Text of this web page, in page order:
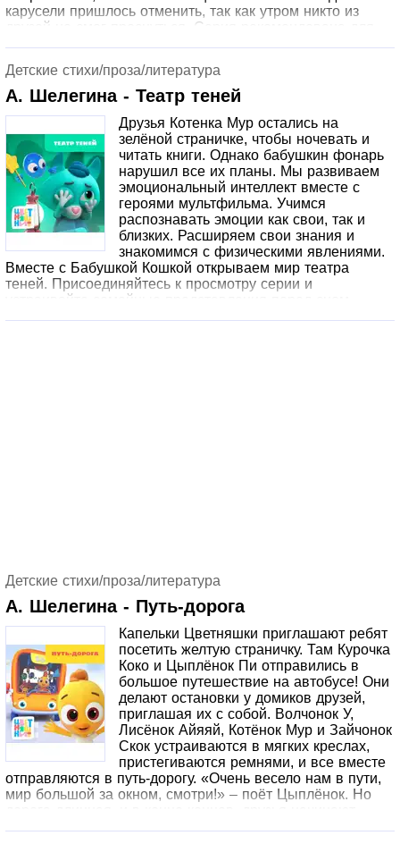
карусели пришлось отменить, так как утром никто из
друзей не смог проснуться. Серия рекомендована для
простыми словами из песни серии «Ты и я», а детям
осознать важность соблюдения режима дня.
Детские стихи/проза/литература
А. Шелегина - Театр теней
Друзья Котенка Мур остались на
зелёной страничке, чтобы ночевать и
читать книги. Однако бабушкин фонарь
нарушил все их планы. Мы развиваем
эмоциональный интеллект вместе с
героями мультфильма. Учимся
распознавать эмоции как свои, так и
близких. Расширяем свои знания и
знакомимся с физическими явлениями.
Вместе с Бабушкой Кошкой открываем мир театра
теней. Присоединяйтесь к просмотру серии и
устраивайте семейные представления перед сном.
Детские стихи/проза/литература
А. Шелегина - Путь-дорога
Капельки Цветняшки приглашают ребят
посетить желтую страничку. Там Курочка
Коко и Цыплёнок Пи отправились в
большое путешествие на автобусе! Они
делают остановки у домиков друзей,
приглашая их с собой. Волчонок У,
Лисёнок Айяяй, Котёнок Мур и Зайчонок
Скок устраиваются в мягких креслах,
пристегиваются ремнями, и все вместе
отправляются в путь-дорогу. «Очень весело нам в пути,
мир большой за окном, смотри!» – поёт Цыплёнок. Но